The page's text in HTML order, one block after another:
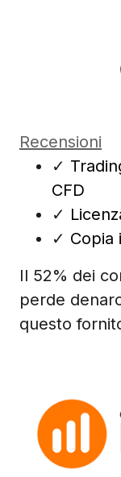
Recensioni
✓
CFD
✓
✓ Copia
Il 52% dei
perde
questo